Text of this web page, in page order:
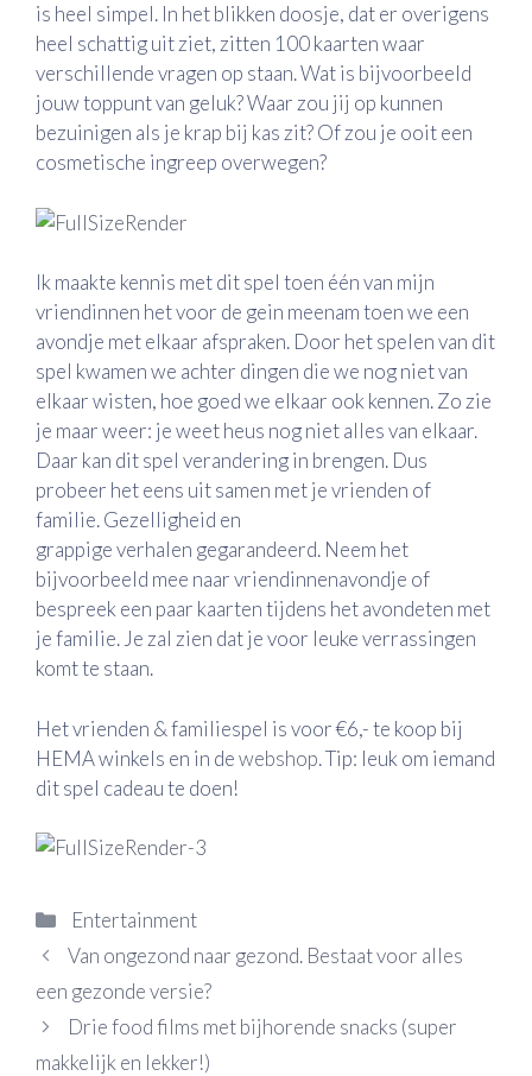
is heel simpel. In het blikken doosje, dat er overigens
heel schattig uit ziet, zitten 100 kaarten waar
verschillende vragen op staan. Wat is bijvoorbeeld
jouw toppunt van geluk? Waar zou jij op kunnen
bezuinigen als je krap bij kas zit? Of zou je ooit een
cosmetische ingreep overwegen?
Ik maakte kennis met dit spel toen één van mijn
vriendinnen het voor de gein meenam toen we een
avondje met elkaar afspraken. Door het spelen van dit
spel kwamen we achter dingen die we nog niet van
elkaar wisten, hoe goed we elkaar ook kennen. Zo zie
je maar weer: je weet heus nog niet alles van elkaar.
Daar kan dit spel verandering in brengen. Dus
probeer het eens uit samen met je vrienden of
familie. Gezelligheid en
grappige verhalen gegarandeerd. Neem het
bijvoorbeeld mee naar vriendinnenavondje of
bespreek een paar kaarten tijdens het avondeten met
je familie. Je zal zien dat je voor leuke verrassingen
komt te staan.
Het vrienden & familiespel is voor €6,- te koop bij
HEMA winkels en in dewebshop. Tip: leuk om iemand
dit spel cadeau te doen!
Categorieën
Entertainment
Van ongezond naar gezond. Bestaat voor alles
een gezonde versie?
Drie food films met bijhorende snacks (super
makkelijk en lekker!)